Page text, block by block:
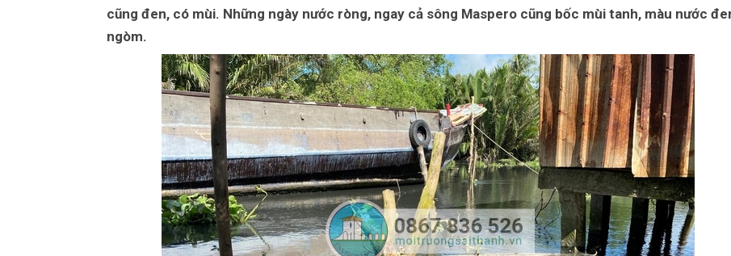
cũng đen, có mùi. Những ngày nước ròng, ngay cả sông Maspero cũng bốc mùi tanh, màu nước
ngòm.